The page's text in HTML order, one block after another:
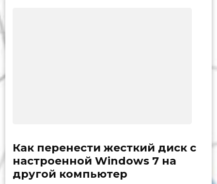
Как перенести жесткий диск с
настроенной Windows 7 на
другой компьютер